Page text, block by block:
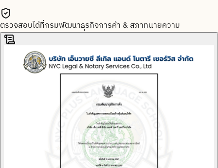
ตรวจสอบได้ที่กรมพัฒนาธุรกิจการค้า & สภาทนายความ